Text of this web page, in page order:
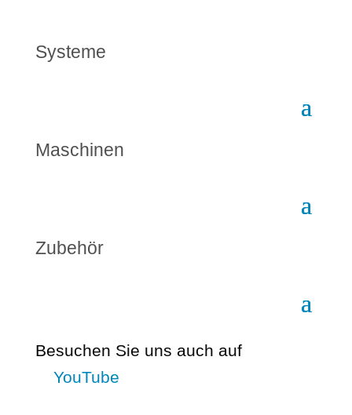
Systeme
Maschinen
Zubehör
Besuchen Sie uns auch auf
YouTube